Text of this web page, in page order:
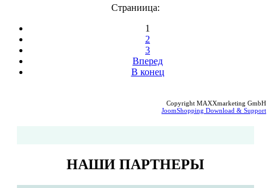
Страниица:
1
2
3
Вперед
В конец
Copyright MAXXmarketing GmbH
JoomShopping Download & Support
НАШИ ПАРТНЕРЫ